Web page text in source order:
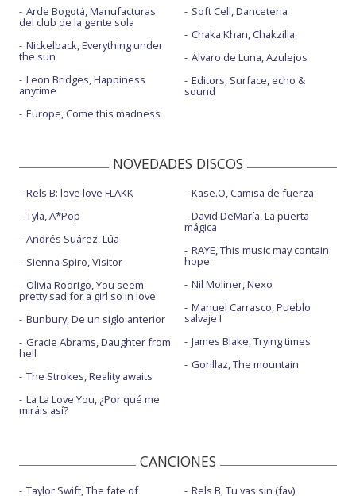
Arde Bogotá, Manufacturas
del club de la gente sola
Nickelback, Everything under
the sun
Leon Bridges, Happiness
anytime
Europe, Come this madness
Soft Cell, Danceteria
Chaka Khan, Chakzilla
Álvaro de Luna, Azulejos
Editors, Surface, echo &
sound
NOVEDADES DISCOS
Rels B: love love FLAKK
Tyla, A*Pop
Andrés Suárez, Lúa
Sienna Spiro, Visitor
Olivia Rodrigo, You seem
pretty sad for a girl so in love
Bunbury, De un siglo anterior
Gracie Abrams, Daughter from
hell
The Strokes, Reality awaits
La La Love You, ¿Por qué me
miráis así?
Kase.O, Camisa de fuerza
David DeMaría, La puerta
mágica
RAYE, This music may contain
hope.
Nil Moliner, Nexo
Manuel Carrasco, Pueblo
salvaje I
James Blake, Trying times
Gorillaz, The mountain
CANCIONES
Taylor Swift, The fate of Rels B, Tu vas sin (fav)